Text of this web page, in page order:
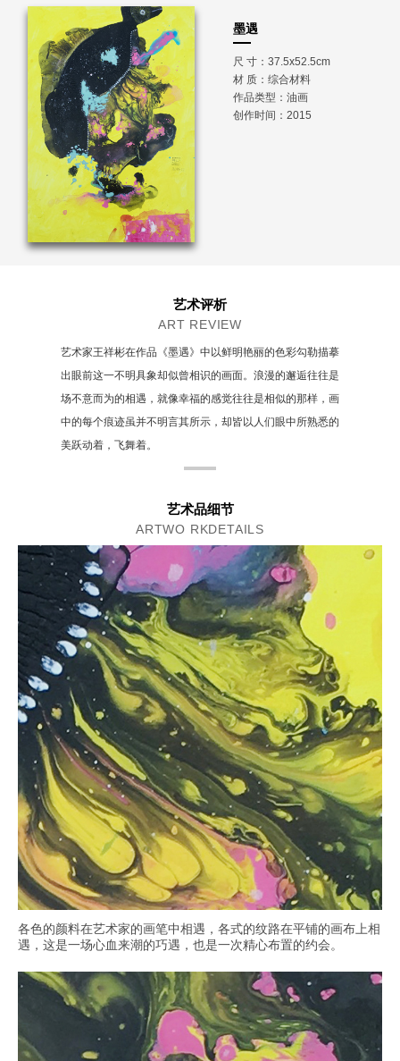
墨遇
尺 寸：37.5x52.5cm
材 质： 综合材料
作品类型：油画
创作时间：2015
艺术评析
ART REVIEW
艺术家王祥彬在作品《墨遇》中以鲜明艳丽的色彩勾勒描摹
出眼前这一不明具象却似曾相识的画面。浪漫的邂逅往往是
场不意而为的相遇，就像幸福的感觉往往是相似的那样，画
中的每个痕迹虽并不明言其所示，却皆以人们眼中所熟悉的
美跃动着，飞舞着。
艺术品细节
ARTWO RKDETAILS
各色的颜料在艺术家的画笔中相遇，各式的纹路在平铺的画布上相
遇，这是一场心血来潮的巧遇，也是一次精心布置的约会。